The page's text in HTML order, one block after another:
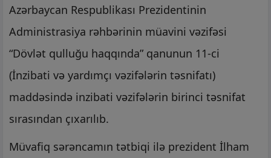
Azərbaycan Respublikası Prezidentinin
Administrasiya rəhbərinin müavini vəzifəsi
“Dövlət qulluğu haqqında” qanunun 11-ci
(İnzibati və yardımçı vəzifələrin təsnifatı)
maddəsində inzibati vəzifələrin birinci təsnifat
sırasından çıxarılıb.
Müvafiq sərəncamın tətbiqi ilə prezident İlham